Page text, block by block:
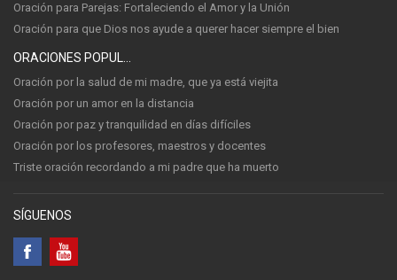
Oración para Parejas: Fortaleciendo el Amor y la Unión
Oración para que Dios nos ayude a querer hacer siempre el bien
Oración por la salud de mi madre, que ya está viejita
Oración por un amor en la distancia
Oración por paz y tranquilidad en días difíciles
Oración por los profesores, maestros y docentes
Triste oración recordando a mi padre que ha muerto
SÍGUENOS